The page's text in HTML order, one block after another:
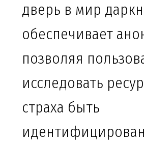
дверь в мир
обеспечивает
позволяя
исследовать
страха быть